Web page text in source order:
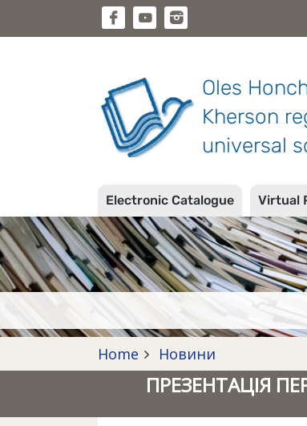
Oles
Kherson
universal
Electronic Catalogue Virtual
Home Новини
ПРЕЗЕНТАЦІЯ